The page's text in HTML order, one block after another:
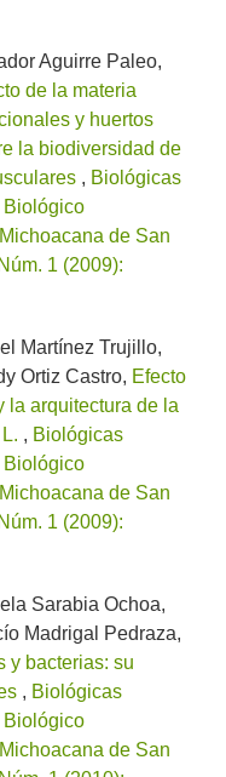
Aguirre Paleo,
de la materia
y huertos
la biodiversidad de
, Biológicas
Biológico
de San
1 (2009):
Martínez Trujillo,
Ortiz Castro, Efecto
la arquitectura de la
, Biológicas
Biológico
de San
1 (2009):
Sarabia Ochoa,
Madrigal Pedraza,
y bacterias: su
, Biológicas
Biológico
de San